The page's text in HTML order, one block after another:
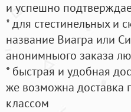
и успешно
* для стестинельных и
название Виагра или
анонимныого заказа
* быстрая и удобная
же возможна доставка
классом